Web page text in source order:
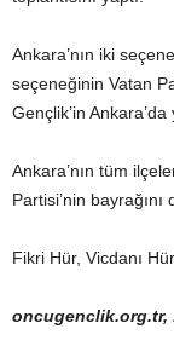
Ankara’nın iki
seçeneğinin Vatan
Gençlik’in Ankara’da
Ankara’nın tüm
Partisi’nin bayrağını
Fikri Hür, Vicdanı
oncugenclik.org.tr,